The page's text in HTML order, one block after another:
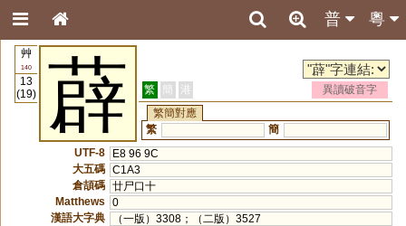
粵
普
艸
140
13
(19)
薜 繁 簡 港
異讀破音字
繁簡對應
繁
簡
UTF-8
E8 96 9C
大五碼 C1A3
倉頡碼 廿尸口十
Matthews
0
漢語大字典
（一版）3308；（二版）3527